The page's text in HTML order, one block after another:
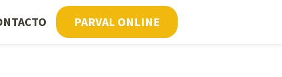
PARVAL ONLINE